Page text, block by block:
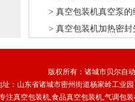
> 真空包装机真空泵的
> 真空包装机加热密
版权所有：诸城市贝尔自
址：山东省诸城市密州街道杨家岭工业
注真空包装机,食品真空包装机,气调包